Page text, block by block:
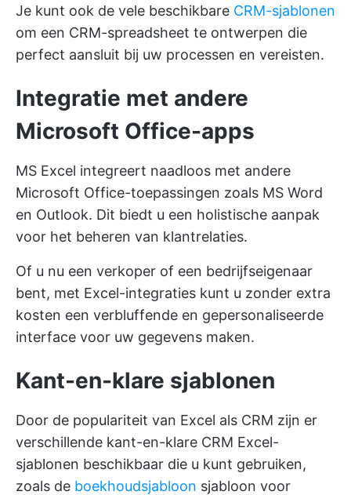
Je kunt ook de vele beschikbare CRM-sjablonen
om een CRM-spreadsheet te ontwerpen die
perfect aansluit bij uw processen en vereisten.
Integratie met andere
Microsoft Office-apps
MS Excel integreert naadloos met andere
Microsoft Office-toepassingen zoals MS Word
en Outlook. Dit biedt u een holistische aanpak
voor het beheren van klantrelaties.
Of u nu een verkoper of een bedrijfseigenaar
bent, met Excel-integraties kunt u zonder extra
kosten een verbluffende en gepersonaliseerde
interface voor uw gegevens maken.
Kant-en-klare sjablonen
Door de populariteit van Excel als CRM zijn er
verschillende kant-en-klare CRM Excel-
sjablonen beschikbaar die u kunt gebruiken,
zoals de boekhoudsjabloon sjabloon voor